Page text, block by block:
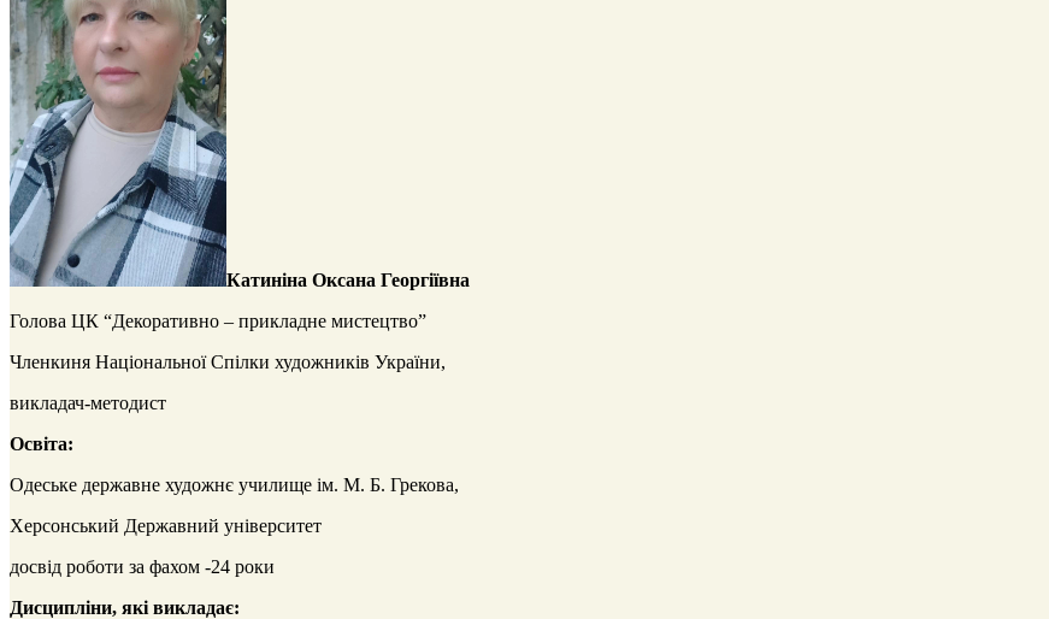
Катиніна Оксана Георгіївна
Голова ЦК “Декоративно – прикладне мистецтво”
Членкиня Національної Спілки художників України,
викладач-методист
Освіта:
Одеське державне художнє училище ім. М. Б. Грекова,
Херсонський Державний університет
досвід роботи за фахом -24 роки
Дисципліни, які викладає: